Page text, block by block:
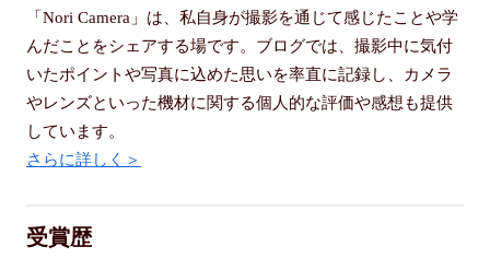
「Nori Camera」は、私自身が撮影を通じて感じたことや学
んだことをシェアする場です。ブログでは、撮影中に気付
いたポイントや写真に込めた思いを率直に記録し、カメラ
やレンズといった機材に関する個人的な評価や感想も提供
しています。
さらに詳しく＞
受賞歴